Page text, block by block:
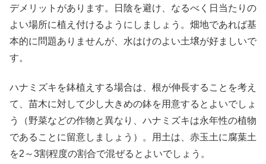
デメリットがあります。日陰を避け、なるべく日当たりの
よい場所に植え付けるようにしましょう。畑地であれば基
本的に問題ありませんが、水はけのよい土壌が好ましいで
す。
ハナミズキを鉢植えする場合は、根が伸長することを考え
て、苗木に対して少し大きめの鉢を用意するとよいでしょ
う（野菜などの作物と異なり、ハナミズキは永年性の植物
であることに留意しましょう）。用土は、赤玉土に腐葉土
を2～3割程度の割合で混ぜるとよいでしょう。